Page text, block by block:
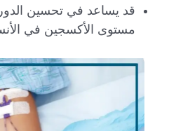
قد يساعد في تحسين
مستوى الأكسجين في